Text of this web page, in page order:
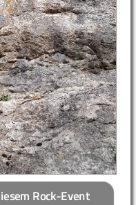
Rock-Event